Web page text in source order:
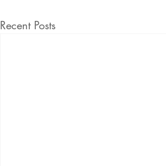
Recent Posts